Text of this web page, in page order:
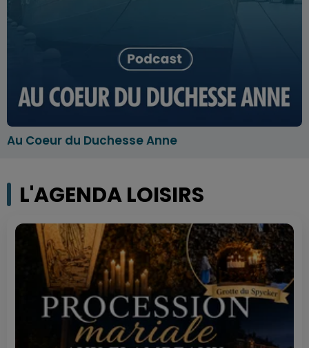
Au Coeur du Duchesse Anne
L'AGENDA LOISIRS